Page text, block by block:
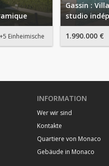
+5 Einheimische
Gassin :
studio
1.990.000 €
INFORMATION
Wer wir sind
Kontakte
Quartiere von Monaco
Gebäude in Monaco